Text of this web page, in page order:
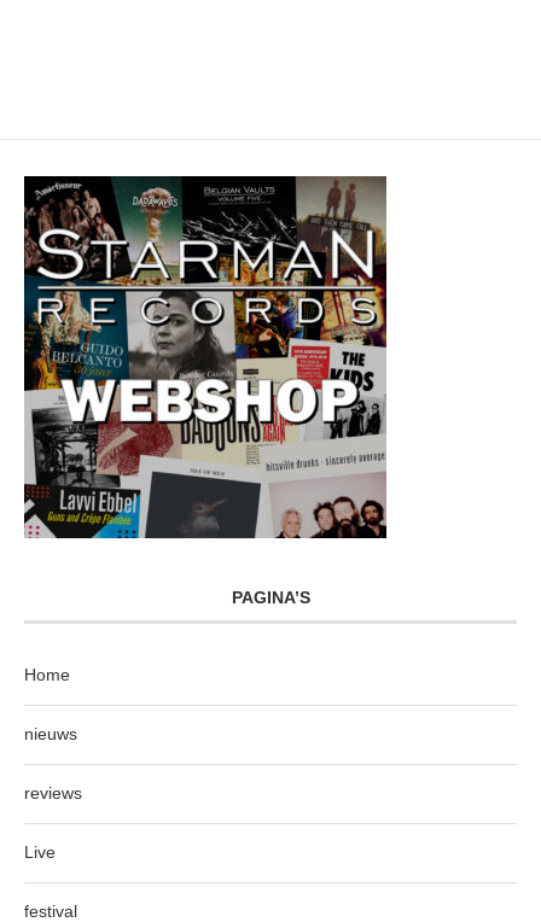
PAGINA’S
Home
nieuws
reviews
Live
festival